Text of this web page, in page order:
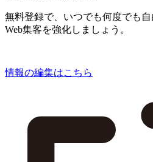
無料登録で、いつでも何度でも自
Web集客を強化しましょう。
情報の編集はこちら